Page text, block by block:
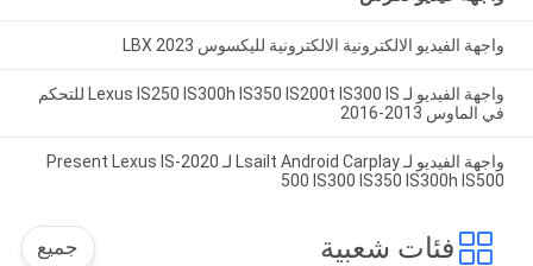
واجهة الفيديو الالكترونية الالكترونية لليكسوس LBX 2023
واجهة الفيديو لـ Lexus IS250 IS300h IS350 IS200t IS300 IS للتحكم
في الماوس 2013-2016
واجهة الفيديو لـ Lsailt Android Carplay لـ 2020-Present Lexus IS
500 IS300 IS350 IS300h IS500
فئات شعبية جميع